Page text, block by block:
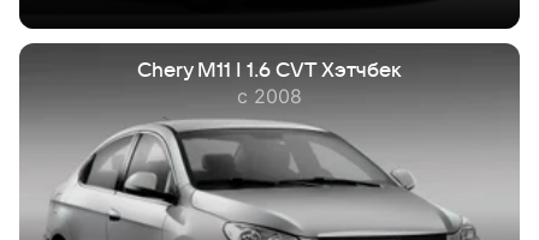
Chery M11 I 1.6 CVT Хэтчбек
с 2008